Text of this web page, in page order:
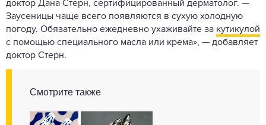
доктор Дана Стерн, сертифицированный дерматолог. —
Заусеницы чаще всего появляются в сухую холодную
погоду. Обязательно ежедневно ухаживайте за кутикулой
с помощью специального масла или крема», — добавляет
доктор Стерн.
Смотрите также